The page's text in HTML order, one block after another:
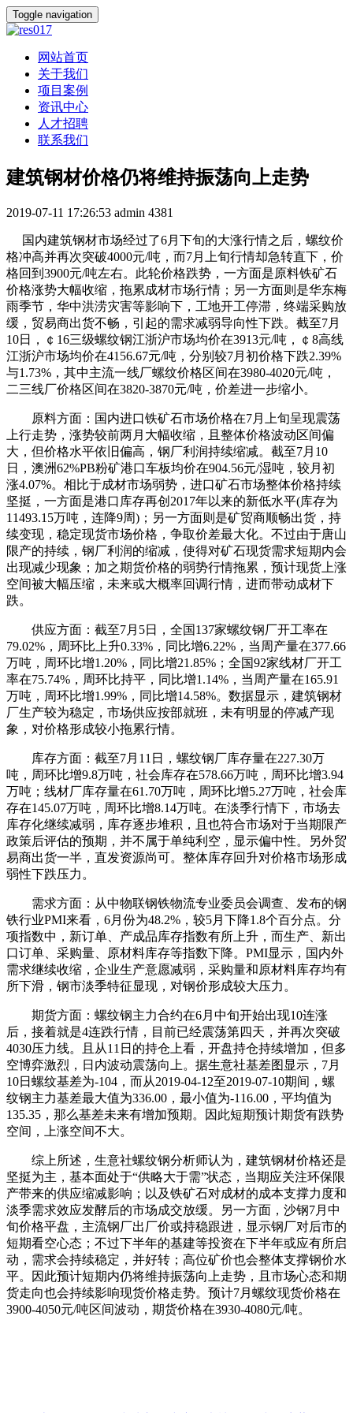
Toggle navigation
网站首页
关于我们
项目案例
资讯中心
人才招聘
联系我们
建筑钢材价格仍将维持振荡向上走势
2019-07-11 17:26:53 admin 4381
国内建筑钢材市场经过了6月下旬的大涨行情之后，螺纹价
格冲高并再次突破4000元/吨，而7月上旬行情却急转直下，价
格回到3900元/吨左右。此轮价格跌势，一方面是原料铁矿石
价格涨势大幅收缩，拖累成材市场行情；另一方面则是华东梅
雨季节，华中洪涝灾害等影响下，工地开工停滞，终端采购放
缓，贸易商出货不畅，引起的需求减弱导向性下跌。截至7月
10日，￠16三级螺纹钢江浙沪市场均价在3913元/吨，￠8高线
江浙沪市场均价在4156.67元/吨，分别较7月初价格下跌2.39%
与1.73%，其中主流一线厂螺纹价格区间在3980-4020元/吨，
二三线厂价格区间在3820-3870元/吨，价差进一步缩小。
原料方面：国内进口铁矿石市场价格在7月上旬呈现震荡
上行走势，涨势较前两月大幅收缩，且整体价格波动区间偏
大，但价格水平依旧偏高，钢厂利润持续缩减。截至7月10
日，澳洲62%PB粉矿港口车板均价在904.56元/湿吨，较月初
涨4.07%。相比于成材市场弱势，进口矿石市场整体价格持续
坚挺，一方面是港口库存再创2017年以来的新低水平(库存为
11493.15万吨，连降9周)；另一方面则是矿贸商顺畅出货，持
续变现，稳定现货市场价格，争取价差最大化。不过由于唐山
限产的持续，钢厂利润的缩减，使得对矿石现货需求短期内会
出现减少现象；加之期货价格的弱势行情拖累，预计现货上涨
空间被大幅压缩，未来或大概率回调行情，进而带动成材下
跌。
供应方面：截至7月5日，全国137家螺纹钢厂开工率在
79.02%，周环比上升0.33%，同比增6.22%，当周产量在377.66
万吨，周环比增1.20%，同比增21.85%；全国92家线材厂开工
率在75.74%，周环比持平，同比增1.14%，当周产量在165.91
万吨，周环比增1.99%，同比增14.58%。数据显示，建筑钢材
厂生产较为稳定，市场供应按部就班，未有明显的停减产现
象，对价格形成较小拖累行情。
库存方面：截至7月11日，螺纹钢厂库存量在227.30万
吨，周环比增9.8万吨，社会库存在578.66万吨，周环比增3.94
万吨；线材厂库存量在61.70万吨，周环比增5.27万吨，社会库
存在145.07万吨，周环比增8.14万吨。在淡季行情下，市场去
库存化继续减弱，库存逐步堆积，且也符合市场对于当期限产
政策后评估的预期，并不属于单纯利空，显示偏中性。另外贸
易商出货一半，直发资源尚可。整体库存回升对价格市场形成
弱性下跌压力。
需求方面：从中物联钢铁物流专业委员会调查、发布的钢
铁行业PMI来看，6月份为48.2%，较5月下降1.8个百分点。分
项指数中，新订单、产成品库存指数有所上升，而生产、新出
口订单、采购量、原材料库存等指数下降。PMI显示，国内外
需求继续收缩，企业生产意愿减弱，采购量和原材料库存均有
所下滑，钢市淡季特征显现，对钢价形成较大压力。
期货方面：螺纹钢主力合约在6月中旬开始出现10连涨
后，接着就是4连跌行情，目前已经震荡第四天，并再次突破
4030压力线。且从11日的持仓上看，开盘持仓持续增加，但多
空博弈激烈，日内波动震荡向上。据生意社基差图显示，7月
10日螺纹基差为-104，而从2019-04-12至2019-07-10期间，螺
纹钢主力基差最大值为336.00，最小值为-116.00，平均值为
135.35，那么基差未来有增加预期。因此短期预计期货有跌势
空间，上涨空间不大。
综上所述，生意社螺纹钢分析师认为，建筑钢材价格还是
坚挺为主，基本面处于“供略大于需”状态，当期应关注环保限
产带来的供应缩减影响；以及铁矿石对成材的成本支撑力度和
淡季需求效应发酵后的市场成交放缓。另一方面，沙钢7月中
旬价格平盘，主流钢厂出厂价或持稳跟进，显示钢厂对后市的
短期看空心态；不过下半年的基建等投资在下半年或应有所启
动，需求会持续稳定，并好转；高位矿价也会整体支撑钢价水
平。因此预计短期内仍将维持振荡向上走势，且市场心态和期
货走向也会持续影响现货价格走势。预计7月螺纹现货价格在
3900-4050元/吨区间波动，期货价格在3930-4080元/吨。